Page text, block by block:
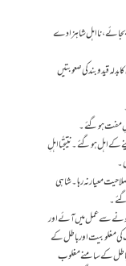
نااہل شاہزادے
قید و بند کی صعوبتیں
مفت ہوگئے ۔
کے اہل ہوگئے۔ نتیجتًا اہلِ
معیار نہ رہا۔ شاہی
ہونے سے عمل میں آئے اور
کی مغلوبیت اور باطل کے
باطل کے سامنے مغلوب